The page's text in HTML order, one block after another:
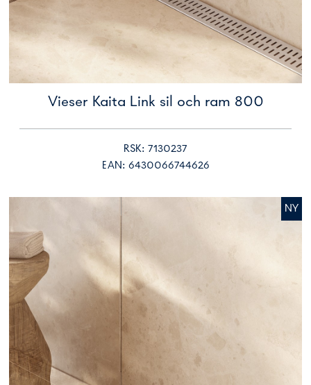
Vieser Kaita Link sil och ram 800
RSK: 7130237
EAN: 6430066744626
NY